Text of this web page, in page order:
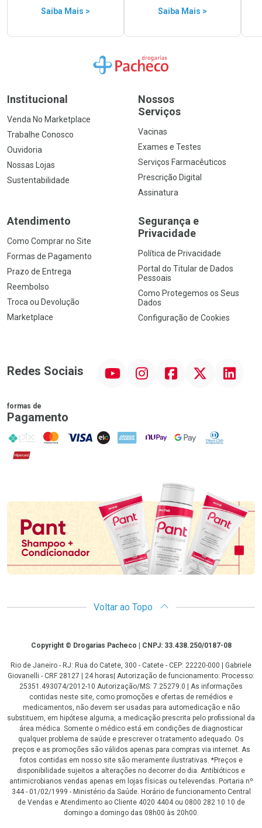
Saiba Mais > Saiba Mais >
Ir para a Home
Institucional
Venda No Marketplace
Trabalhe Conosco
Ouvidoria
Nossas Lojas
Sustentabilidade
Nossos
Serviços
Vacinas
Exames e Testes
Serviços Farmacêuticos
Prescrição Digital
Assinatura
Atendimento
Como Comprar no Site
Formas de Pagamento
Prazo de Entrega
Reembolso
Troca ou Devolução
Marketplace
Segurança e
Privacidade
Política de Privacidade
Portal do Titular de Dados
Pessoais
Como Protegemos os Seus
Dados
Configuração de Cookies
Redes Sociais InstagramFacebookTwitter Linkedin
formas de
Pagamento
PIX MasterCard
VISA ELO AMEX NuPay Google PayDiners Club
Hipercard
Promoção em Destaque
Voltar ao Topo
CopyrightCopyright © Drogarias Pacheco | CNPJ: 33.438.250/0187-08
Rio de Janeiro - RJ: Rua do Catete, 300 - Catete - CEP: 22220-000 | Gabriele
Giovanelli - CRF 28127 | 24 horas| Autorização de funcionamento: Processo:
25351.493074/2012-10 Autorização/MS: 7.25279.0 | As informações
contidas neste site, como promoções e ofertas de remédios e
medicamentos, não devem ser usadas para automedicação e não
substituem, em hipótese alguma, a medicação prescrita pelo profissional da
área médica. Somente o médico está em condições de diagnosticar
qualquer problema de saúde e prescrever o tratamento adequado. Os
preços e as promoções são válidos apenas para compras via internet. As
fotos contidas em nosso site são meramente ilustrativas. *Preços e
disponibilidade sujeitos a alterações no decorrer do dia. Antibióticos e
antimicrobianos vendas apenas em lojas físicas ou televendas. Portaria nº
344 - 01/02/1999 - Ministério da Saúde. Horário de funcionamento Central
de Vendas e Atendimento ao Cliente 4020 4404 ou 0800 282 10 10 de
domingo a domingo das 08h00 às 20h00.